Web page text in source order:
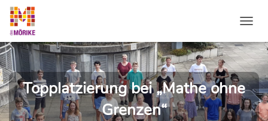
Topplatzierung bei „Mathe ohne
Grenzen“